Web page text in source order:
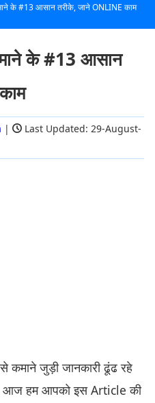
के #13 आसान तरीके, जाने ONLINE काम
के #13 आसान
|
Last Updated: 29-August-
जुड़ी जानकारी ढूंढ रहे
आज हम आपको इस Article की